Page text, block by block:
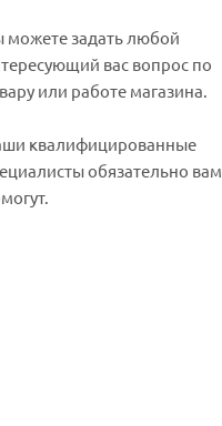
можете задать любой
вас вопрос по
или работе магазина.
квалифицированные
обязательно вам